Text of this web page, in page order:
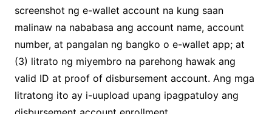
screenshot ng e-wallet account na kung saan
malinaw na nababasa ang account name, account
number, at pangalan ng bangko o e-wallet app; at
(3) litrato ng miyembro na parehong hawak ang
valid ID at proof of disbursement account. Ang mga
litratong ito ay i-uupload upang ipagpatuloy ang